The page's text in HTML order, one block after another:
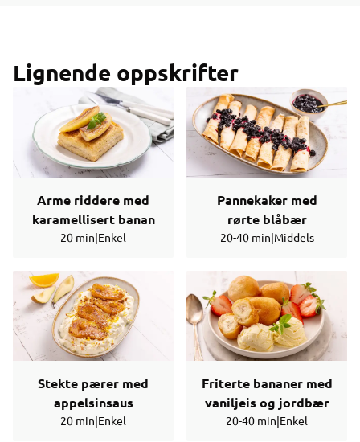
Lignende oppskrifter
Arme riddere med
karamellisert banan
20 min|Enkel
Pannekaker med
rørte blåbær
20-40 min|Middels
Stekte pærer med
appelsinsaus
20 min|Enkel
Friterte bananer med
vaniljeis og jordbær
20-40 min|Enkel